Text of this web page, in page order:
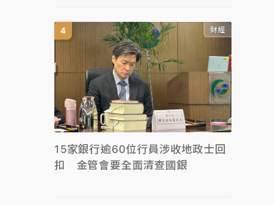
財經
15家銀行逾60位行員涉收地政士回
扣 金管會要全面清查國銀